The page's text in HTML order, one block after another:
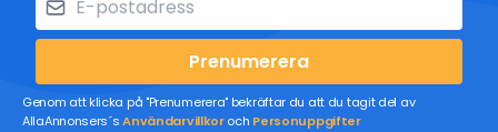
Prenumerera
Genom att klicka på "Prenumerera" bekräftar du att du tagit del av
AllaAnnonsers´sAnvändarvillkoroch Personuppgifter